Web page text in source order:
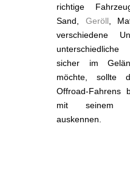
richtige
Sand, Geröll ,
verschiedene
sicher im
möchte, sollte
Offroad-Fahrens
mit seinem
auskennen.